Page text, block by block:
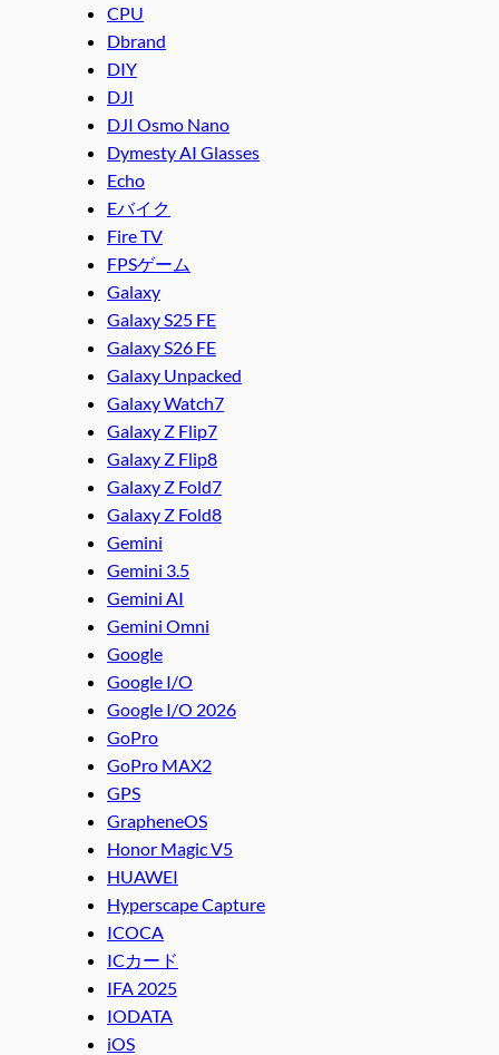
CPU
Dbrand
DIY
DJI
DJI Osmo Nano
Dymesty AI Glasses
Echo
Eバイク
Fire TV
FPSゲーム
Galaxy
Galaxy S25 FE
Galaxy S26 FE
Galaxy Unpacked
Galaxy Watch7
Galaxy Z Flip7
Galaxy Z Flip8
Galaxy Z Fold7
Galaxy Z Fold8
Gemini
Gemini 3.5
Gemini AI
Gemini Omni
Google
Google I/O
Google I/O 2026
GoPro
GoPro MAX2
GPS
GrapheneOS
Honor Magic V5
HUAWEI
Hyperscape Capture
ICOCA
ICカード
IFA 2025
IODATA
iOS